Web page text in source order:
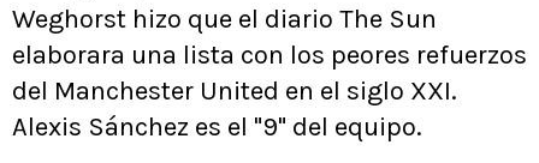
Weghorst hizo que el diario The Sun
elaborara una lista con los peores refuerzos
del Manchester United en el siglo XXI.
Alexis Sánchez es el "9" del equipo.